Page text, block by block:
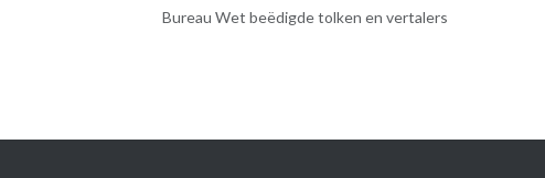
Bureau Wet beëdigde tolken en vertalers